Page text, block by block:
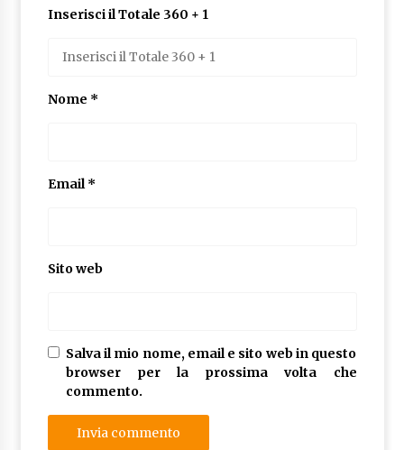
Inserisci il Totale 360 + 1
Nome *
Email*
Sito web
Salva il mio nome, email e sito web in questo
browser per la prossima volta che
commento.